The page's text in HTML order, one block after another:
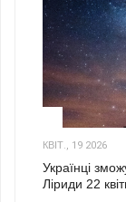
КВІТ., 19 2026
Українці
Ліриди 22